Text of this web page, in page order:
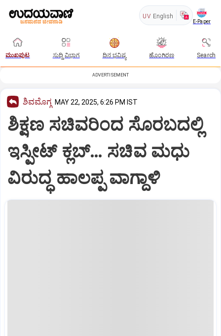
UV English
E-Paper
ಮುಖಪುಟ ಸುದ್ದಿ ವಿಭಾಗ ದಿನ ಭವಿಷ್ಯ ಹೊಂಗಿರಣ Search
ADVERTISEMENT
ಶಿವಮೊಗ್ಗ MAY 22, 2025, 6:26 PM IST
ಶಿಕ್ಷಣ ಸಚಿವರಿಂದ ಸೊರಬದಲ್ಲಿ
ಇಸ್ಪೀಟ್ ಕ್ಲಬ್… ಸಚಿವ ಮಧು
ವಿರುದ್ಧ ಹಾಲಪ್ಪ ವಾಗ್ದಾಳಿ